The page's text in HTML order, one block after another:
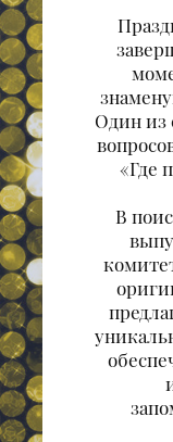
Один из
«Где
В